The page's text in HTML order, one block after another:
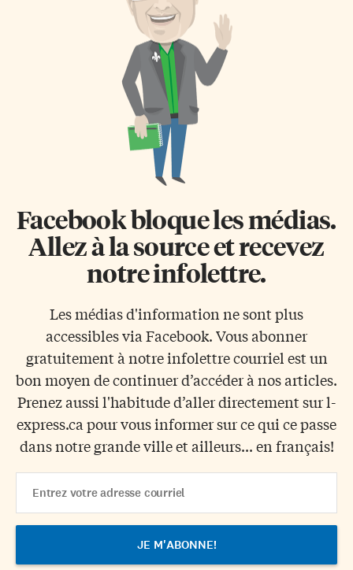
Facebook bloque les médias.
Allez à la source et recevez
notre infolettre.
Les médias d'information ne sont plus
accessibles via Facebook. Vous abonner
gratuitement à notre infolettre courriel est un
bon moyen de continuer d’accéder à nos articles.
Prenez aussi l'habitude d’aller directement sur l-
express.ca pour vous informer sur ce qui ce passe
dans notre grande ville et ailleurs... en français!
Address